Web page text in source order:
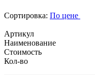
Сортировка: По цене
Артикул
Наименование
Стоимость
Кол-во